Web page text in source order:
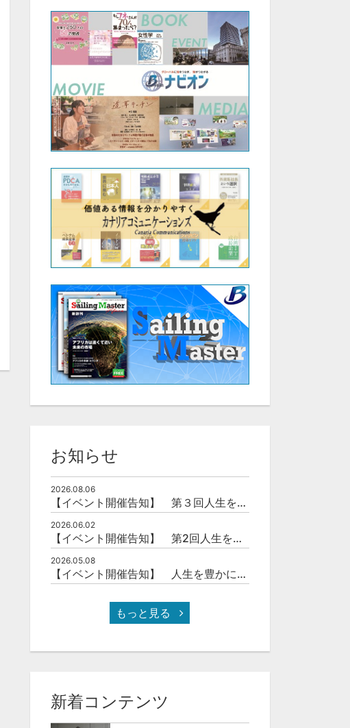
35:02
Axプロデューサーとデータアーティストの特別トーク
サブスク
お知らせ
2026.08.06
【イベント開催告知】 第３回人生を豊かにする「本の力」を学ぶ会
2026.06.02
【イベント開催告知】 第2回人生を豊かにする「本の力」を学ぶ会
2026.05.08
【イベント開催告知】 人生を豊かにする「本の力」を学ぶ会
もっと見る
新着コンテンツ